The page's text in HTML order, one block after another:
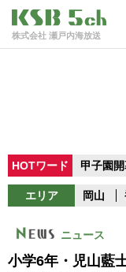
株式会社 瀬戸内海放送
HOTワード 甲子園
エリア 岡山
ニュース
小学6年・児山藍